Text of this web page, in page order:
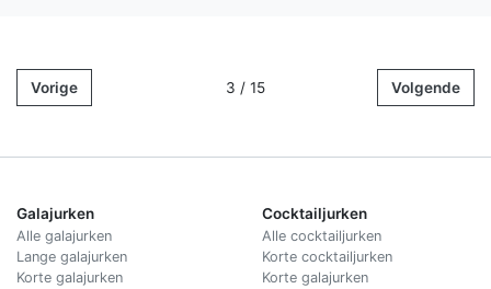
Vorige 3 / 15 Volgende
Galajurken
Alle galajurken
Lange galajurken
Korte galajurken
Cocktailjurken
Alle cocktailjurken
Korte cocktailjurken
Korte galajurken